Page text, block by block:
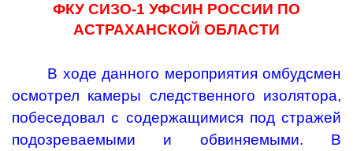
ФКУ СИЗО-1 УФСИН РОССИИ ПО
АСТРАХАНСКОЙ ОБЛАСТИ
В ходе данного мероприятия омбудсмен
осмотрел камеры следственного изолятора,
побеседовал с содержащимися под стражей
подозреваемыми и обвиняемыми. В